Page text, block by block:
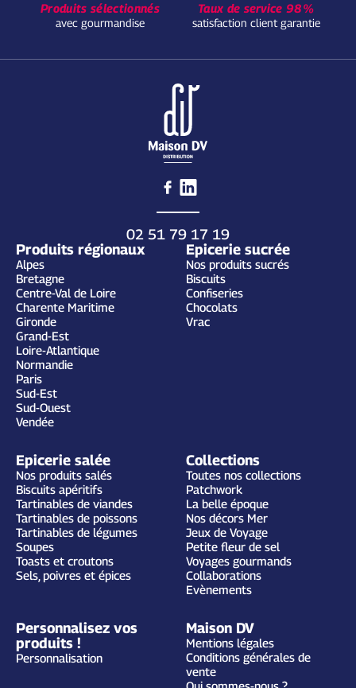
Produits sélectionnés
avec gourmandise
Taux de service 98%
satisfaction client garantie
02 51 79 17 19
Produits régionaux
Alpes
Bretagne
Centre-Val de Loire
Charente Maritime
Gironde
Grand-Est
Loire-Atlantique
Normandie
Paris
Sud-Est
Sud-Ouest
Vendée
Epicerie sucrée
Nos produits sucrés
Biscuits
Confiseries
Chocolats
Vrac
Epicerie salée
Nos produits salés
Biscuits apéritifs
Tartinables de viandes
Tartinables de poissons
Tartinables de légumes
Soupes
Toasts et croutons
Sels, poivres et épices
Collections
Toutes nos collections
Patchwork
La belle époque
Nos décors Mer
Jeux de Voyage
Petite fleur de sel
Voyages gourmands
Collaborations
Evènements
Personnalisez vos
produits !
Personnalisation
Maison DV
Mentions légales
Conditions générales de
vente